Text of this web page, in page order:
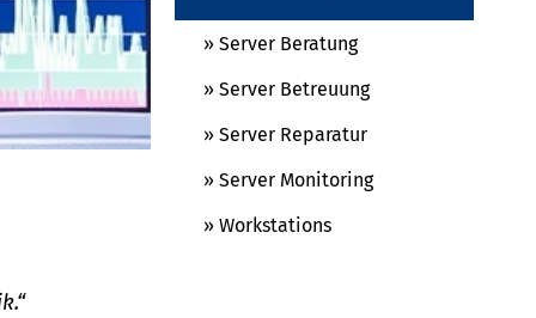
» Server Beratung
» Server Betreuung
» Server Reparatur
» Server Monitoring
» Workstations